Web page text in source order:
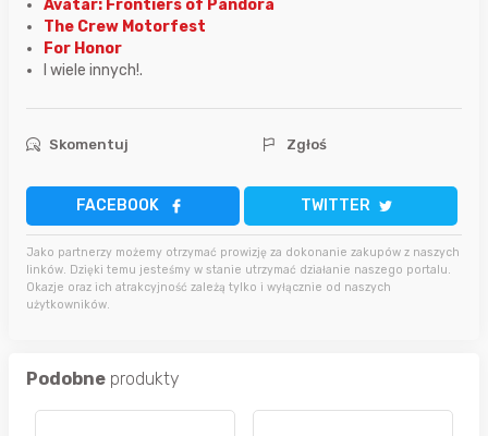
Avatar: Frontiers of Pandora
The Crew Motorfest
For Honor
I wiele innych!.
Skomentuj Zgłoś
FACEBOOK TWITTER
Jako partnerzy możemy otrzymać prowizję za dokonanie zakupów z naszych
linków. Dzięki temu jesteśmy w stanie utrzymać działanie naszego portalu.
Okazje oraz ich atrakcyjność zależą tylko i wyłącznie od naszych
użytkowników.
Podobne produkty